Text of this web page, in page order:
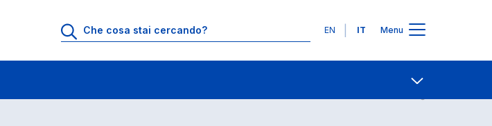
Lingue
EN IT Menu
Contatti